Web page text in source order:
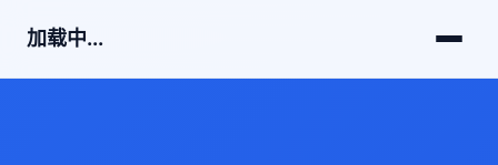
加载中...